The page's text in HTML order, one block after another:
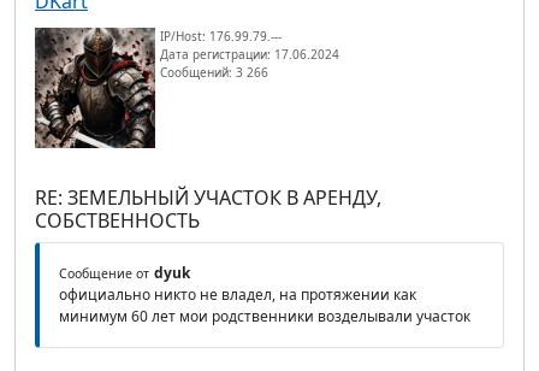
IP/Host: 176.99.79.---
Дата регистрации: 17.06.2024
Сообщений: 3 266
RE: ЗЕМЕЛЬНЫЙ УЧАСТОК В АРЕНДУ,
СОБСТВЕННОСТЬ
Сообщение от dyuk
официально никто не владел, на протяжении как
минимум 60 лет мои родственники возделывали участок